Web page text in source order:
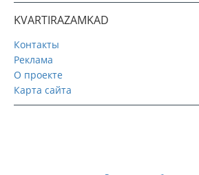
KVARTIRAZAMKAD
Контакты
Реклама
О проекте
Карта сайта